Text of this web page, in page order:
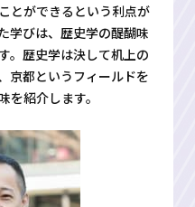
とができるという利点が
学びは、歴史学の醍醐味
。歴史学は決して机上の
京都というフィールドを
を紹介します。